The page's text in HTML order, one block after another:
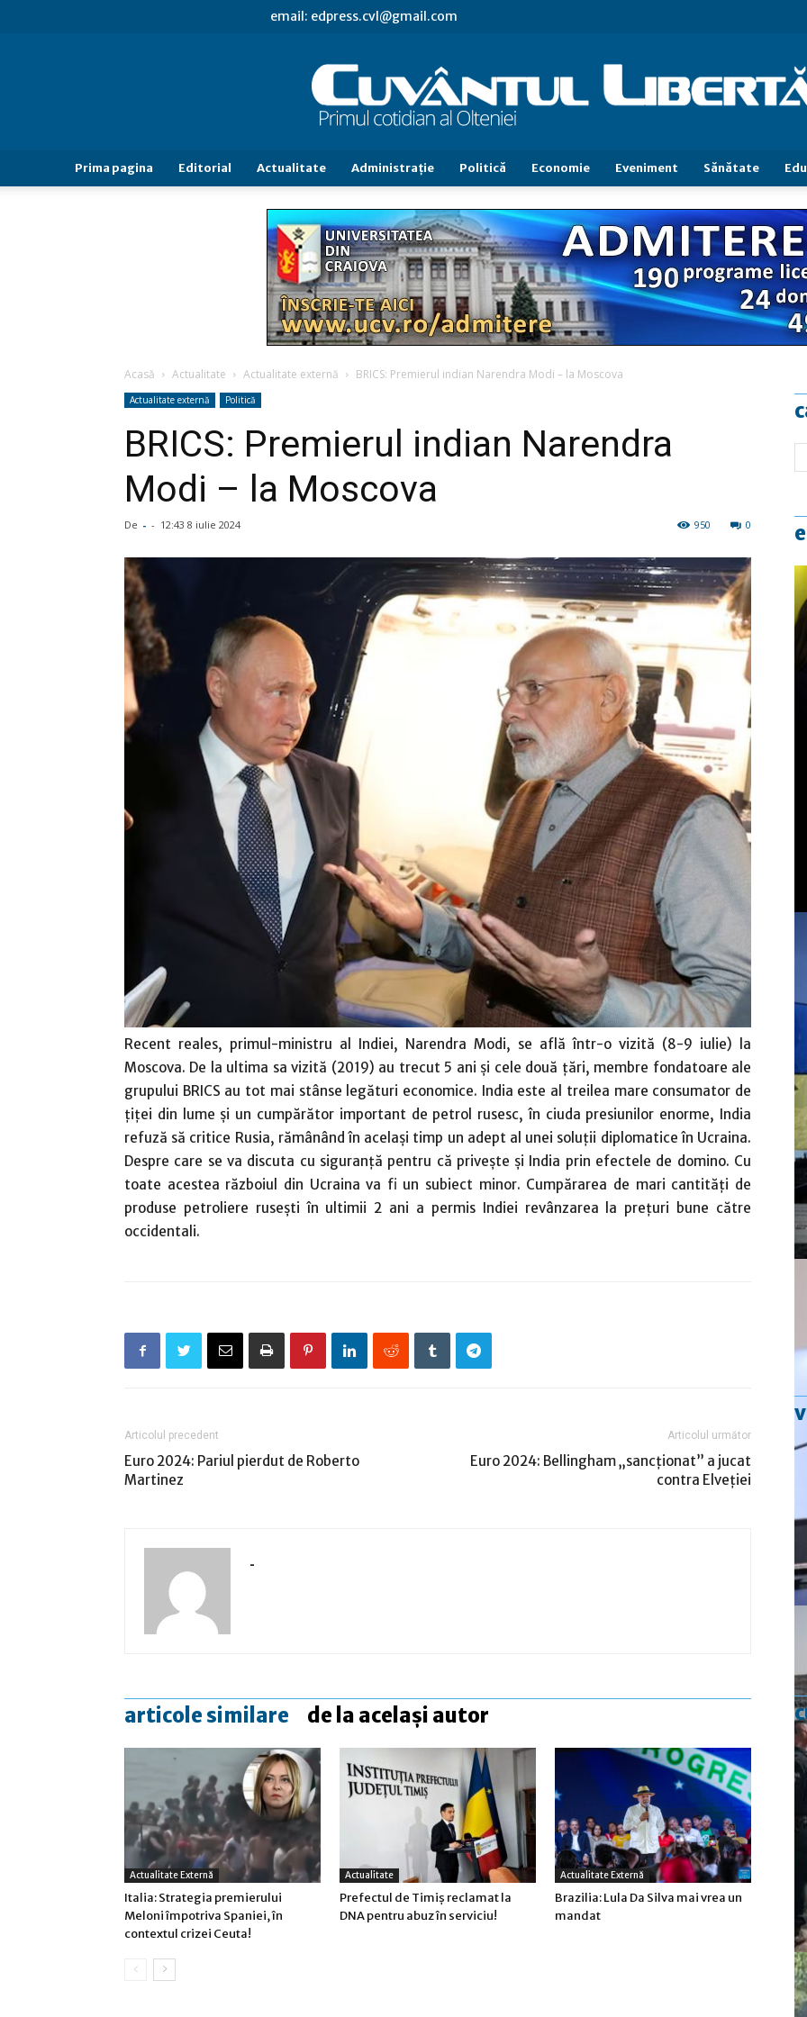
email: edpress.cvl@gmail.com
Cuvântul
Libertăţii
Prima pagina Editorial Actualitate Administraţie Politică Economie Eveniment Sănătate
Acasă Actualitate Actualitate externă BRICS: Premierul indian Narendra Modi – la Moscova
Actualitate externă Politică
BRICS: Premierul indian Narendra
Modi – la Moscova
De - - 12:43 8 iulie 2024 0
950
Recent reales, primul-ministru al Indiei, Narendra Modi, se află într-o vizită (8-9 iulie) la
Moscova. De la ultima sa vizită (2019) au trecut 5 ani şi cele două ţări, membre fondatoare ale
grupului BRICS au tot mai stânse legături economice. India este al treilea mare consumator de
ţiţei din lume şi un cumpărător important de petrol rusesc, în ciuda presiunilor enorme, India
refuză să critice Rusia, rămânând în acelaşi timp un adept al unei soluţii diplomatice în Ucraina.
Despre care se va discuta cu siguranţă pentru că priveşte şi India prin efectele de domino. Cu
toate acestea războiul din Ucraina va fi un subiect minor. Cumpărarea de mari cantităţi de
produse petroliere ruseşti în ultimii 2 ani a permis Indiei revânzarea la preţuri bune către
occidentali.
Articolul precedent
Euro 2024: Pariul pierdut de Roberto
Martinez
Articolul următor
Euro 2024: Bellingham „sancţionat” a jucat
contra Elveţiei
-
articole similare de la același autor
Actualitate Externă
Italia: Strategia premierului
Meloni împotriva Spaniei, în
contextul crizei Ceuta!
Actualitate
Prefectul de Timiş reclamat la
DNA pentru abuz în serviciu!
Actualitate Externă
Brazilia: Lula Da Silva mai vrea un
mandat